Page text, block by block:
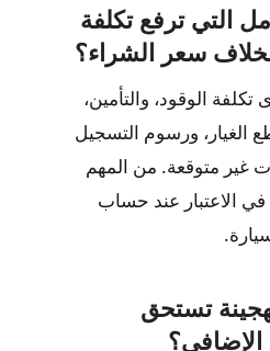
التي ترفع تكلفة
سعر الشراء؟
الوقود، والتأمين،
الغيار، ورسوم التسجيل
غير متوقعة. من المهم
الاعتبار عند حساب
تستحق
الإضافي؟